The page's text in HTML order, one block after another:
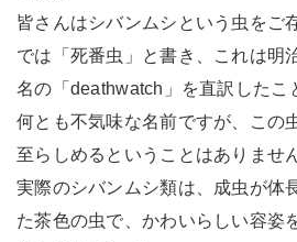
皆さんはシバンムシという虫をご
では「死番虫」と書き、これは明
名の「deathwatch」を直訳したこ
何とも不気味な名前ですが、この
至らしめるということはありませ
実際のシバンムシ類は、成虫が体
た茶色の虫で、かわいらしい容姿